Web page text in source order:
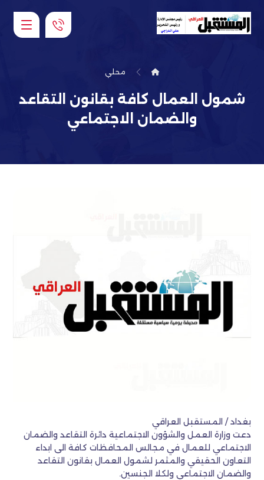
محلي
شمول العمال كافة بقانون التقاعد
والضمان الاجتماعي
بغداد / المستقبل العراقي
دعت وزارة العمل والشؤون الاجتماعية دائرة التقاعد والضمان
الاجتماعي للعمال في مجالس المحافظات كافة الى ابداء
التعاون الحقيقي والمثمر لشمول العمال بقانون التقاعد
والضمان الاجتماعي ولكلا الجنسين.